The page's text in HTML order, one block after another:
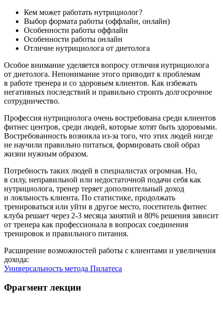
Кем может работать нутрициолог?
Выбор формата работы (оффлайн, онлайн)
Особенности работы оффлайн
Особенности работы онлайн
Отличие нутрициолога от диетолога
Особое внимание уделяется вопросу отличия нутрициолога
от диетолога. Непонимание этого приводит к проблемам
в работе тренера и со здоровьем клиентов. Как избежать
негативных последствий и правильно строить долгосрочное
сотрудничество.
Профессия нутрициолога очень востребована среди клиентов
фитнес центров, среди людей, которые хотят быть здоровыми.
Востребованность возникла из-за того, что этих людей нигде
не научили правильно питаться, формировать свой образ
жизни нужным образом.
Потребность таких людей в специалистах огромная. Но,
в силу, неправильной или недостаточной подачи себя как
нутрициолога, тренер теряет дополнительный доход
и лояльность клиента. По статистике, продолжать
тренироваться или уйти в другое место, посетитель фитнес
клуба решает через 2-3 месяца занятий и 80% решения зависит
от тренера как профессионала в вопросах соединения
тренировок и правильного питания.
Расширение возможностей работы с клиентами и увеличения
дохода:
Универсальность метода Пилатеса
Фрагмент лекции